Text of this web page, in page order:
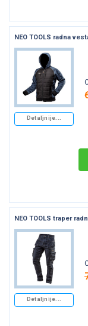
Detaljnije...
NEO TOOLS radna
Detaljnije...
NEO TOOLS traper